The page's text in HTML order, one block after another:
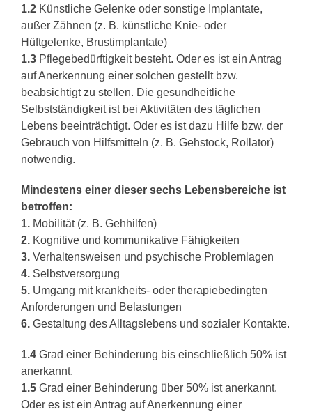
1.2Künstliche Gelenke oder sonstige Implantate,
außer Zähnen (z. B. künstliche Knie- oder
Hüftgelenke, Brustimplantate)
1.3Pflegebedürftigkeit besteht. Oder es ist ein Antrag
auf Anerkennung einer solchen gestellt bzw.
beabsichtigt zu stellen. Die gesundheitliche
Selbstständigkeit ist bei Aktivitäten des täglichen
Lebens beeinträchtigt. Oder es ist dazu Hilfe bzw. der
Gebrauch von Hilfsmitteln (z. B. Gehstock, Rollator)
notwendig.
Mindestens einer dieser sechs Lebensbereiche ist
betroffen:
1.Mobilität (z. B. Gehhilfen)
2.Kognitive und kommunikative Fähigkeiten
3.Verhaltensweisen und psychische Problemlagen
4.Selbstversorgung
5.Umgang mit krankheits- oder therapiebedingten
Anforderungen und Belastungen
6.Gestaltung des Alltagslebens und sozialer Kontakte.
1.4Grad einer Behinderung bis einschließlich 50% ist
anerkannt.
1.5Grad einer Behinderung über 50% ist anerkannt.
Oder es ist ein Antrag auf Anerkennung einer